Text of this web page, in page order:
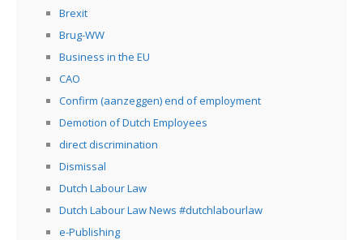
Brexit
Brug-WW
Business in the EU
CAO
Confirm (aanzeggen) end of employment
Demotion of Dutch Employees
direct discrimination
Dismissal
Dutch Labour Law
Dutch Labour Law News #dutchlabourlaw
e-Publishing